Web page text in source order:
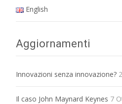
English
Aggiornamenti
Innovazioni senza innovazione?
Il caso John Maynard Keynes 7